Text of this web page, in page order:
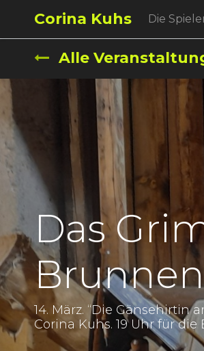
Corina Kuhs Die
Alle
Das
14. März. “Die
Corina Kuhs. 19 Uhr für